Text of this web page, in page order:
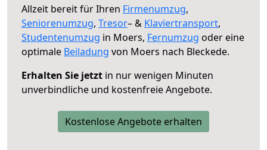
Allzeit bereit für Ihren Firmenumzug,
Seniorenumzug, Tresor– & Klaviertransport,
Studentenumzug in Moers, Fernumzug oder eine
optimale Beiladung von Moers nach Bleckede.
Erhalten Sie jetzt in nur wenigen Minuten
unverbindliche und kostenfreie Angebote.
Kostenlose Angebote erhalten